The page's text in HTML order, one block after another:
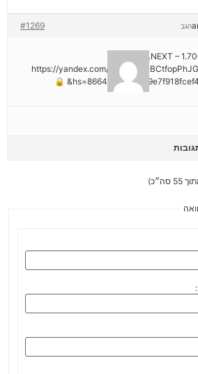
#1269 הגב
🔒 + 1.700151 BTC.NEXT –
https://yandex.com/poll/